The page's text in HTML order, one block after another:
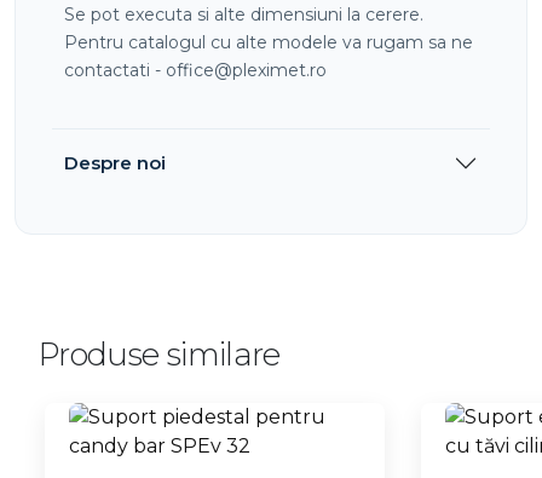
Se pot executa si alte dimensiuni la cerere.
Pentru catalogul cu alte modele va rugam sa ne
contactati - office@pleximet.ro
Despre noi
Produse similare